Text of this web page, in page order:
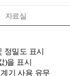
자료실
정밀도 표시
)을 표시
기 사용 유무